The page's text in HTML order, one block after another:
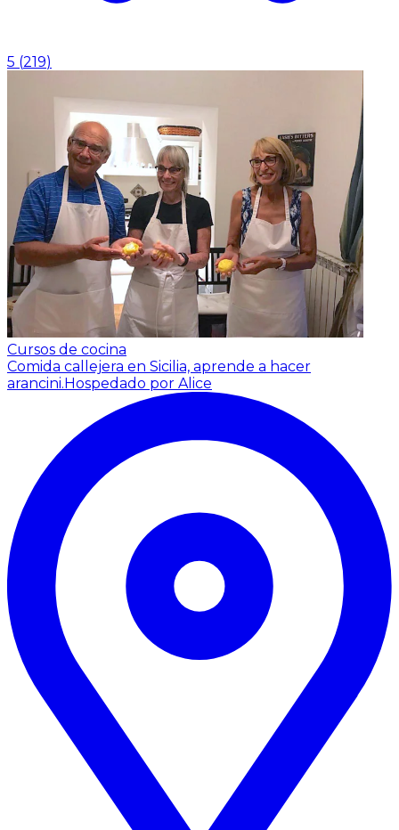
5 (219)
Cursos de cocina
Comida callejera en Sicilia, aprende a hacer
arancini.Hospedado por Alice